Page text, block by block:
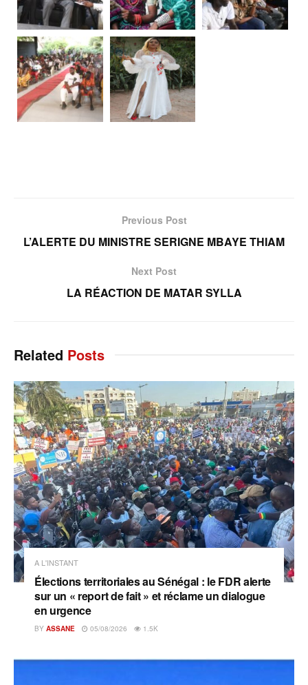
Previous Post
L’ALERTE DU MINISTRE SERIGNE MBAYE THIAM
Next Post
LA RÉACTION DE MATAR SYLLA
Related Posts
A L'INSTANT
Élections territoriales au Sénégal : le FDR alerte
sur un « report de fait » et réclame un dialogue
en urgence
BY ASSANE 05/08/2026 1.5K